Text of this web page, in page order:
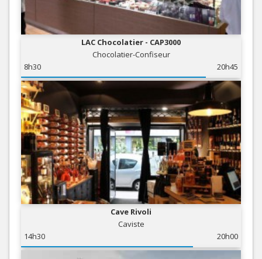
LAC Chocolatier - CAP3000
Chocolatier-Confiseur
8h30
20h45
Cave Rivoli
Caviste
14h30
20h00